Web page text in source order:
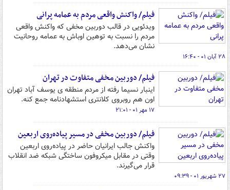
فیلم/ واکنش واقعی مردم به عمامه پرانی
ویدئویی در قالب دوربین مخفی که واکنش واقعی
مردم را نسبت به توهین اوباش به عمامه روحانیت
نشان می‌دهد.
۲۸ آبان ۰۱ - ۱۶:۴۰
فیلم/ دوربین مخفی متفاوت در تهران
اینبار نسیما رفته از مردم منطقه ی یوسف آباد تهران
اون هم روبروی کلانتری استشهادنامه جمع کنه.
۱۷ مهر ۰۱ - ۲۱:۰۱
فیلم/ دوربین مخفی در مسیر پیاده‌روی اربعین
واکنش جالب ایرانیان حاضر در پیاده‌روی اربعین
وقتی در مقابل میکروفون ساختگی شبکه ضد انقلاب
قرار می‌گیرند.
۲۷ شهریور ۰۱ - ۰۹:۳۹